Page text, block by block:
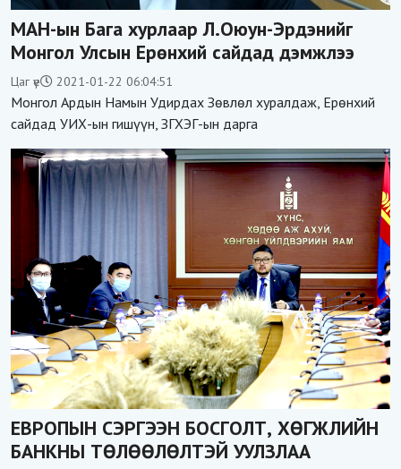
МАН-ын Бага хурлаар Л.Оюун-Эрдэнийг
Монгол Улсын Ерөнхий сайдад дэмжлээ
Цаг үе 2021-01-22 06:04:51
Монгол Ардын Намын Удирдах Зөвлөл хуралдаж, Ерөнхий
сайдад УИХ-ын гишүүн, ЗГХЭГ-ын дарга
ЕВРОПЫН СЭРГЭЭН БОСГОЛТ, ХӨГЖЛИЙН
БАНКНЫ ТӨЛӨӨЛӨЛТЭЙ УУЛЗЛАА